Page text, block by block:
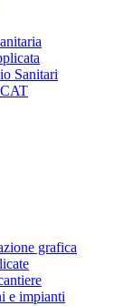
Sanitari
grafica
e impianti